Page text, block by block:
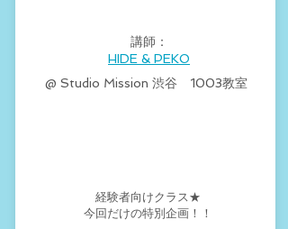
​講師：
HIDE & PEKO
​@ Studio Mission 渋谷 1003教室
経験者向けクラス★
​今回だけの特別企画！！